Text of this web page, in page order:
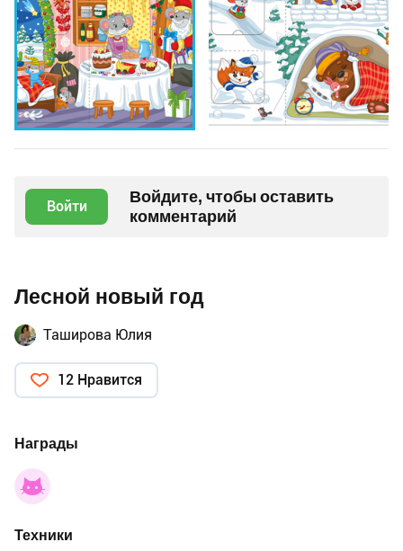
Войти
Войдите, чтобы оставить
комментарий
Лесной новый год
Таширова Юлия
12 Нравится
Награды
Техники